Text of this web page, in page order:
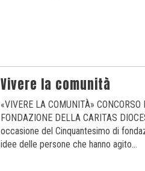
Vivere la comunità
«VIVERE LA COMUNITÀ»
FONDAZIONE DELLA CARITAS
occasione del Cinquantesimo di
idee delle persone che hanno agito…